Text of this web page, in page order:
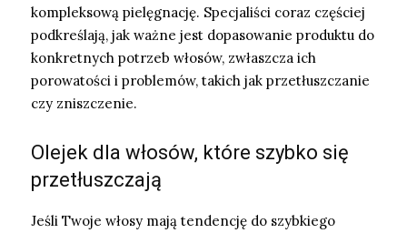
kompleksową pielęgnację. Specjaliści coraz częściej
podkreślają, jak ważne jest dopasowanie produktu do
konkretnych potrzeb włosów, zwłaszcza ich
porowatości i problemów, takich jak przetłuszczanie
czy zniszczenie.
Olejek dla włosów, które szybko się
przetłuszczają
Jeśli Twoje włosy mają tendencję do szybkiego